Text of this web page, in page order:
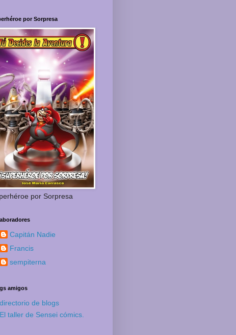
por Sorpresa
por Sorpresa
Capitán Nadie
Francis
sempiterna
amigos
directorio de blogs
El taller de Sensei cómics.